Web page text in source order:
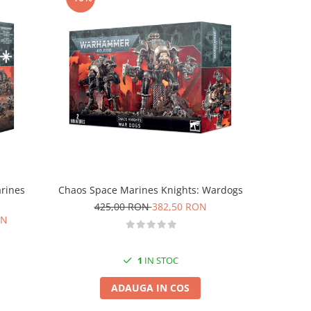
Chaos Space Marines Knights: Wardogs
425,00 RON382,50 RON
1 IN STOC
ADAUGA IN COS